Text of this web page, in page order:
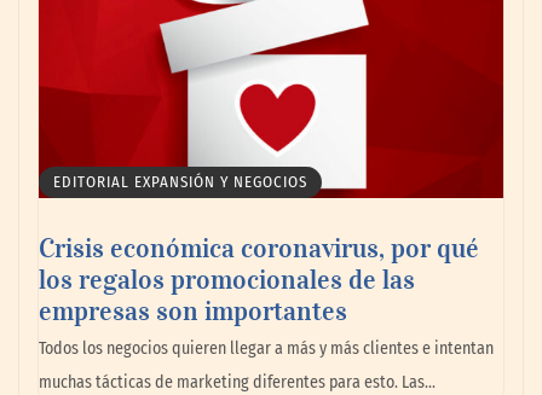
La llanta más cara puede ser la que menos
cuesta: Michelin lo demuestra ante notario
público
EDITORIAL EXPANSIÓN Y NEGOCIOS
Crisis económica coronavirus, por qué
los regalos promocionales de las
empresas son importantes
Todos los negocios quieren llegar a más y más clientes e intentan
muchas tácticas de marketing diferentes para esto. Las…